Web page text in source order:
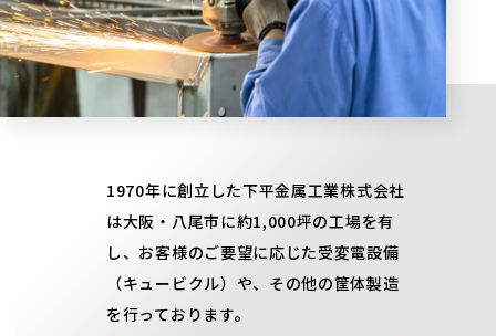
1970年に創立した下平金属工業株式会社
は大阪・八尾市に約1,000坪の工場を有
し、お客様のご要望に応じた受変電設備
（キュービクル）や、その他の筐体製造
を行っております。